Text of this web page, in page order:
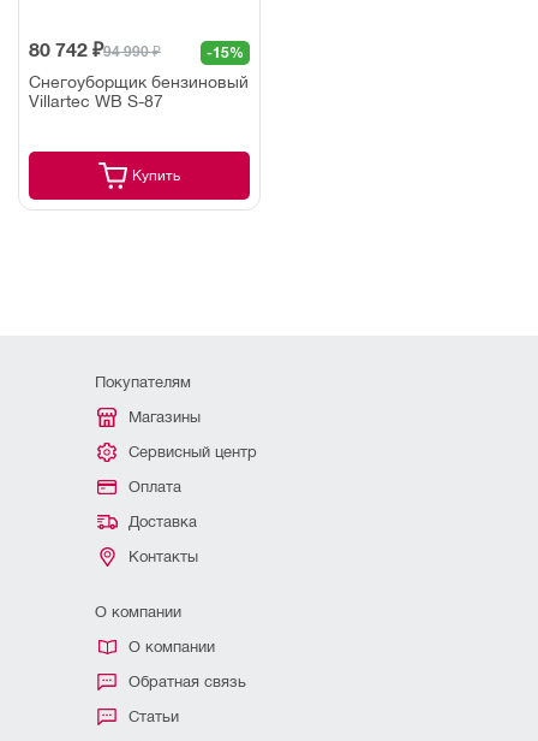
80 742 ₽94 990 ₽ -15%
Снегоуборщик бензиновый
Villartec WB S-87
Купить
Покупателям
Магазины
Сервисный центр
Оплата
Доставка
Контакты
О компании
О компании
Обратная связь
Статьи